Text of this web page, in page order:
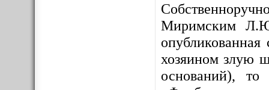
Миримским
хозяином злую
оснований), то